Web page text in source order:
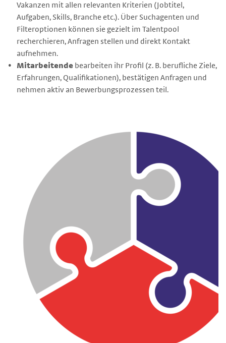
Vakanzen mit allen relevanten Kriterien (Jobtitel,
Aufgaben, Skills, Branche etc.). Über Suchagenten und
Filteroptionen können sie gezielt im Talentpool
recherchieren, Anfragen stellen und direkt Kontakt
aufnehmen.
Mitarbeitende bearbeiten ihr Profil (z. B. berufliche Ziele,
Erfahrungen, Qualifikationen), bestätigen Anfragen und
nehmen aktiv an Bewerbungsprozessen teil.